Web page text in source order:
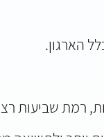
הארגון.
שביעות